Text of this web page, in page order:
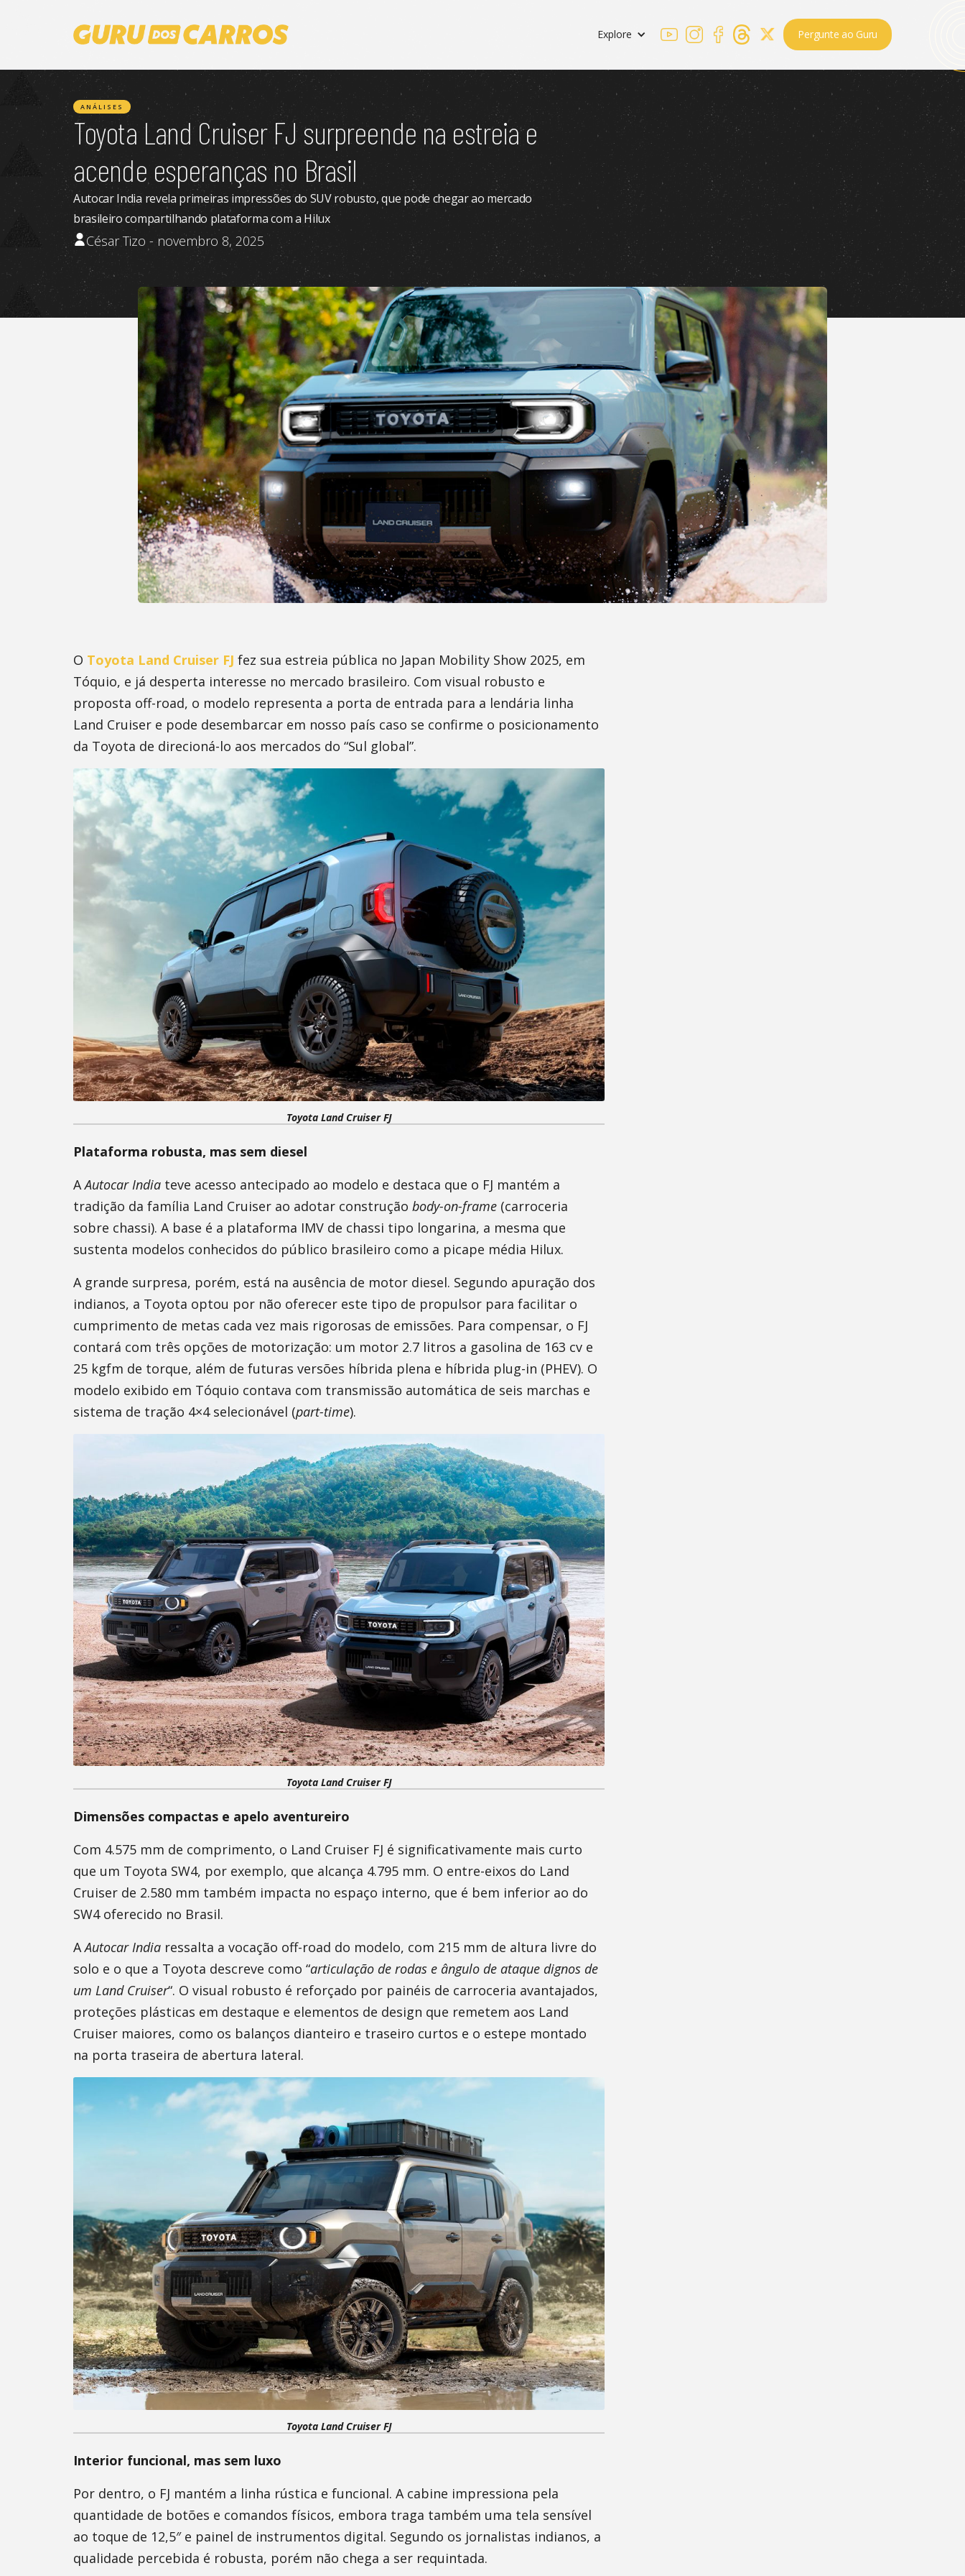
Explore Pergunte ao Guru
ANÁLISES
Toyota Land Cruiser FJ surpreende na estreia e
acende esperanças no Brasil
Autocar India revela primeiras impressões do SUV robusto, que pode chegar ao mercado
brasileiro compartilhando plataforma com a Hilux
César Tizo - novembro 8, 2025
O Toyota Land Cruiser FJ fez sua estreia pública no Japan Mobility Show 2025, em
Tóquio, e já desperta interesse no mercado brasileiro. Com visual robusto e
proposta off-road, o modelo representa a porta de entrada para a lendária linha
Land Cruiser e pode desembarcar em nosso país caso se confirme o posicionamento
da Toyota de direcioná-lo aos mercados do “Sul global”.
Toyota Land Cruiser FJ
Plataforma robusta, mas sem diesel
AAutocar India teve acesso antecipado ao modelo e destaca que o FJ mantém a
tradição da família Land Cruiser ao adotar construção body-on-frame (carroceria
sobre chassi). A base é a plataforma IMV de chassi tipo longarina, a mesma que
sustenta modelos conhecidos do público brasileiro como a picape média Hilux.
A grande surpresa, porém, está na ausência de motor diesel. Segundo apuração dos
indianos, a Toyota optou por não oferecer este tipo de propulsor para facilitar o
cumprimento de metas cada vez mais rigorosas de emissões. Para compensar, o FJ
contará com três opções de motorização: um motor 2.7 litros a gasolina de 163 cv e
25 kgfm de torque, além de futuras versões híbrida plena e híbrida plug-in (PHEV). O
modelo exibido em Tóquio contava com transmissão automática de seis marchas e
sistema de tração 4×4 selecionável (part-time).
Toyota Land Cruiser FJ
Dimensões compactas e apelo aventureiro
Com 4.575 mm de comprimento, o Land Cruiser FJ é significativamente mais curto
que um Toyota SW4, por exemplo, que alcança 4.795 mm. O entre-eixos do Land
Cruiser de 2.580 mm também impacta no espaço interno, que é bem inferior ao do
SW4 oferecido no Brasil.
AAutocar India ressalta a vocação off-road do modelo, com 215 mm de altura livre do
solo e o que a Toyota descreve como “articulação de rodas e ângulo de ataque dignos de
um Land Cruiser“. O visual robusto é reforçado por painéis de carroceria avantajados,
proteções plásticas em destaque e elementos de design que remetem aos Land
Cruiser maiores, como os balanços dianteiro e traseiro curtos e o estepe montado
na porta traseira de abertura lateral.
Toyota Land Cruiser FJ
Interior funcional, mas sem luxo
Por dentro, o FJ mantém a linha rústica e funcional. A cabine impressiona pela
quantidade de botões e comandos físicos, embora traga também uma tela sensível
ao toque de 12,5″ e painel de instrumentos digital. Segundo os jornalistas indianos, a
qualidade percebida é robusta, porém não chega a ser requintada.